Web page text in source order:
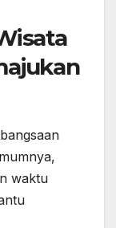
waktu